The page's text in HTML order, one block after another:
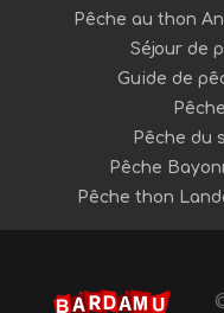
Pêche au thon
Séjour de
Guide de
Pêche du
Pêche
Pêche thon